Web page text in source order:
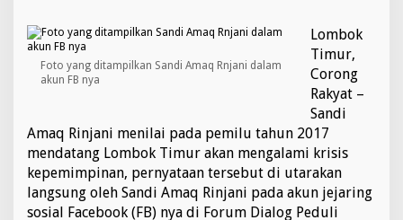
a
i
a
F
o
r
u
Foto yang ditampilkan Sandi Amaq Rnjani dalam
akun FB nya
Lombok
Timur,
Corong
Rakyat –
Sandi
Amaq Rinjani menilai pada pemilu tahun 2017
mendatang Lombok Timur akan mengalami krisis
kepemimpinan, pernyataan tersebut di utarakan
langsung oleh Sandi Amaq Rinjani pada akun jejaring
sosial Facebook (FB) nya di Forum Dialog Peduli